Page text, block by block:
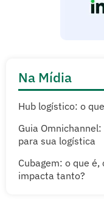
Na Mídia
Hub logístico: o
Guia
para sua logística
Cubagem: o que
impacta tanto?